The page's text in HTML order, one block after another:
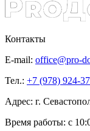
Контакты
E-mail: office@pro-
Тел.: +7 (978) 924-
Адрес: г.
Время работы: с